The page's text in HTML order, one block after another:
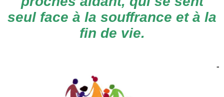
seul face à la souffrance et à la
fin de vie.